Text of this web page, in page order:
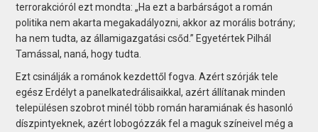
terrorakcióról ezt mondta: „Ha ezt a barbárságot a román
politika nem akarta megakadályozni, akkor az morális botrány;
ha nem tudta, az államigazgatási csőd.” Egyetértek Pilhál
Tamással, naná, hogy tudta.
Ezt csinálják a románok kezdettől fogva. Azért szórják tele
egész Erdélyt a panelkatedrálisaikkal, azért állítanak minden
településen szobrot minél több román haramiának és hasonló
díszpintyeknek, azért lobogózzák fel a maguk színeivel még a